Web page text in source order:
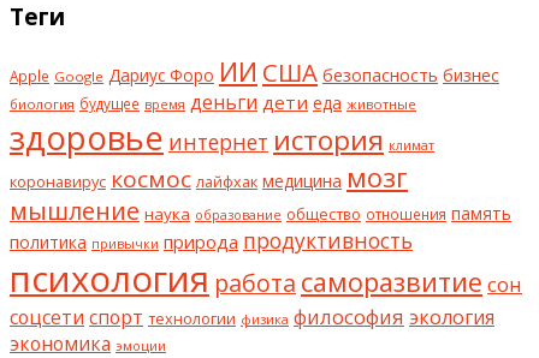
Теги
Apple Google Дариус Форо ИИ США безопасность бизнес
биология будущее время деньги дети еда животные
здоровье интернет история климат
коронавирус космос лайфхак медицина мозг
мышление наука образование общество отношения память
политика привычки природа продуктивность
психология работа саморазвитие сон
соцсети спорт технологии физика философия экология
экономика эмоции